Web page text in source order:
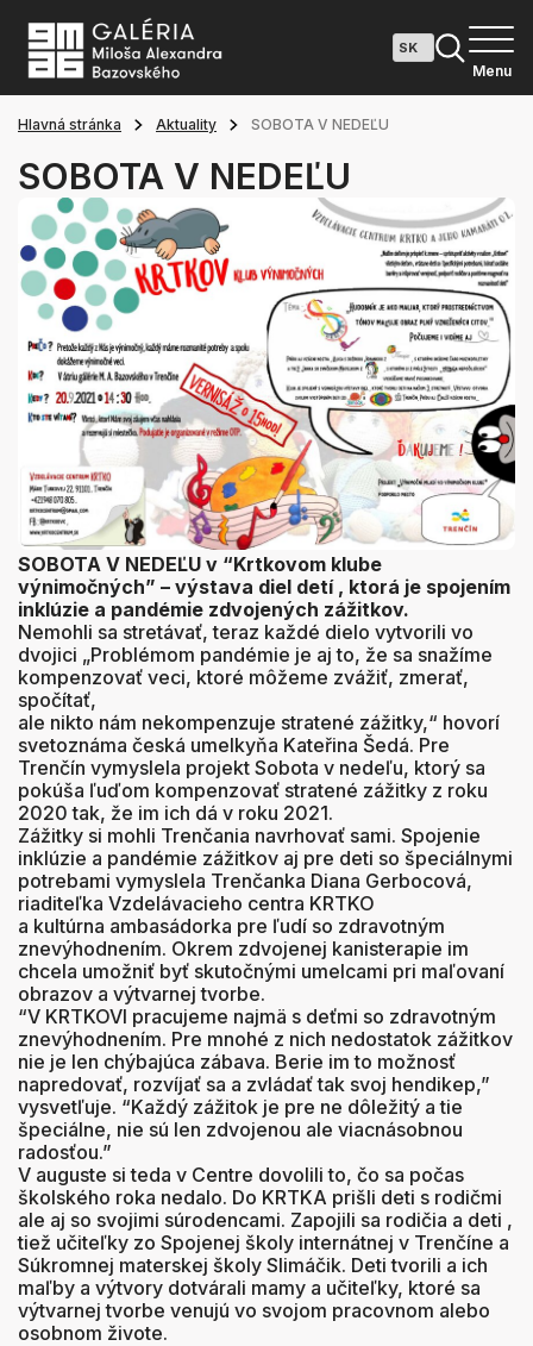
Menu
Hlavná stránka Aktuality SOBOTA V NEDEĽU
SOBOTA V NEDEĽU
SOBOTA V NEDEĽU v “Krtkovom klube
výnimočných” – výstava diel detí , ktorá je spojením
inklúzie a pandémie zdvojených zážitkov.
Nemohli sa stretávať, teraz každé dielo vytvorili vo
dvojici „Problémom pandémie je aj to, že sa snažíme
kompenzovať veci, ktoré môžeme zvážiť, zmerať,
spočítať,
ale nikto nám nekompenzuje stratené zážitky,“ hovorí
svetoznáma česká umelkyňa Kateřina Šedá. Pre
Trenčín vymyslela projekt Sobota v nedeľu, ktorý sa
pokúša ľuďom kompenzovať stratené zážitky z roku
2020 tak, že im ich dá v roku 2021.
Zážitky si mohli Trenčania navrhovať sami. Spojenie
inklúzie a pandémie zážitkov aj pre deti so špeciálnymi
potrebami vymyslela Trenčanka Diana Gerbocová,
riaditeľka Vzdelávacieho centra KRTKO
a kultúrna ambasádorka pre ľudí so zdravotným
znevýhodnením. Okrem zdvojenej kanisterapie im
chcela umožniť byť skutočnými umelcami pri maľovaní
obrazov a výtvarnej tvorbe.
“V KRTKOVI pracujeme najmä s deťmi so zdravotným
znevýhodnením. Pre mnohé z nich nedostatok zážitkov
nie je len chýbajúca zábava. Berie im to možnosť
napredovať, rozvíjať sa a zvládať tak svoj hendikep,”
vysvetľuje. “Každý zážitok je pre ne dôležitý a tie
špeciálne, nie sú len zdvojenou ale viacnásobnou
radosťou.”
V auguste si teda v Centre dovolili to, čo sa počas
školského roka nedalo. Do KRTKA prišli deti s rodičmi
ale aj so svojimi súrodencami. Zapojili sa rodičia a deti ,
tiež učiteľky zo Spojenej školy internátnej v Trenčíne a
Súkromnej materskej školy Slimáčik. Deti tvorili a ich
maľby a výtvory dotvárali mamy a učiteľky, ktoré sa
výtvarnej tvorbe venujú vo svojom pracovnom alebo
osobnom živote.